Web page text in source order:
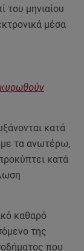
του μηνιαίου
μέσα
κατά
τα ανωτέρω,
κατά
καθαρό
της
που